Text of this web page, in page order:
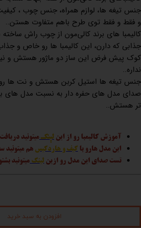
جنس تیغه ها، لوازم همراه، جنس چوب ،
و فقط و فقط توی طرح باهم متفاوت هستن..
کالیمبا های برند کالی‌مون از چوب راش
جذابی که دارن، این کالیمبا ها رو خاص و
کوک پیش فرض این ساز دو ماژور هستش و
نداره..
جنس تیغه ها استیل کربن هستش و نت ها
صدای مدل های حفره دار به نسبت مدل های
تر هستش..
آموزش کالیمبا رو از اینلینکمیتونید
این مدل هارو باکیف و هاردکیس هم میتونید
تست صدای این مدل رو ازینلینکمیتونید
افزودن به سبد خرید